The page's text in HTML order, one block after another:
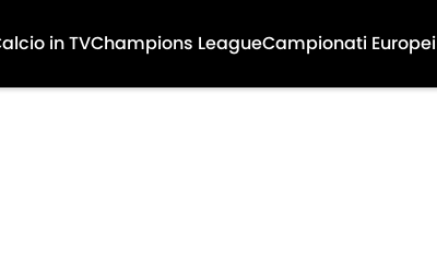
in TVChampions LeagueCampionati Europei